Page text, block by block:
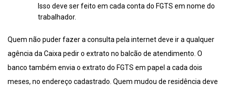
Isso deve ser feito em cada conta do FGTS em nome do
trabalhador.
Quem não puder fazer a consulta pela internet deve ir a qualquer
agência da Caixa pedir o extrato no balcão de atendimento. O
banco também envia o extrato do FGTS em papel a cada dois
meses, no endereço cadastrado. Quem mudou de residência deve